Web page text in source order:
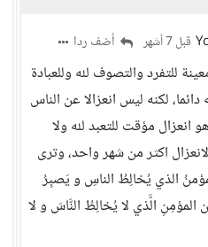
قبل 7 أشهر أضف ردا
للتفرد والتصوف لله وللعبادة
لكنه ليس انعزالا عن الناس
انعزال مؤقت للتعبد لله ولا
اكثر من شهر واحد، وترى
الذي يُخالِطُ الناسِ و يَصبِرُ
الَّذي لا يُخالِطُ النَّاسَ و لا